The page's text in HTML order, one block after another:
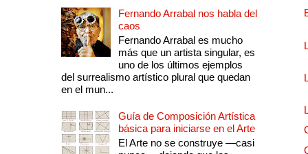
Fernando Arrabal nos habla del
caos
Fernando Arrabal es mucho
más que un artista singular, es
uno de los últimos ejemplos
del surrealismo artístico plural que quedan
en el mun...
Guía de Composición Artística
básica para iniciarse en el Arte
El Arte no se construye —casi